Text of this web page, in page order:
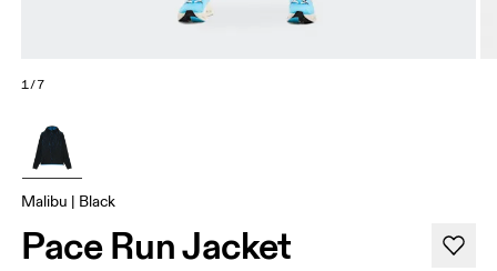
1/7
Malibu | Black
Pace Run Jacket